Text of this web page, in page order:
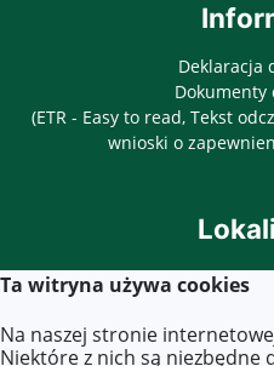
Deklaracja
Dokumenty
(ETR - Easy to read, Tekst
wnioski o
ul.
Ta witryna używa cookies
Na naszej stronie
Niektóre z nich są